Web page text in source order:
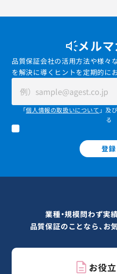
メル
品質保証会社の活用方法や様々
を解決に導くヒントを定期的に
「個人情報の取扱いについて 」及
る
登録
業種・規模問わず実
品質保証のことなら、お
お役